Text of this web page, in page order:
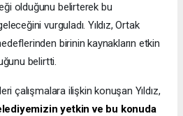
olduğunu belirterek bu
vurguladı. Yıldız, Ortak
birinin kaynakların etkin
belirtti.
çalışmalara ilişkin konuşan Yıldız,
yetkin ve bu konuda